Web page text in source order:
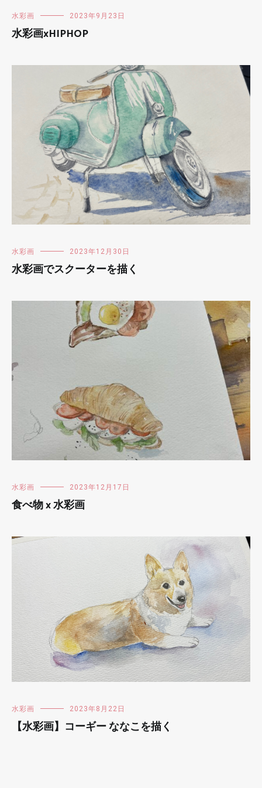
水彩画 2023年9月23日
水彩画xHIPHOP
水彩画 2023年12月30日
水彩画でスクーターを描く
水彩画 2023年12月17日
食べ物 x 水彩画
水彩画 2023年8月22日
【水彩画】コーギー ななこを描く